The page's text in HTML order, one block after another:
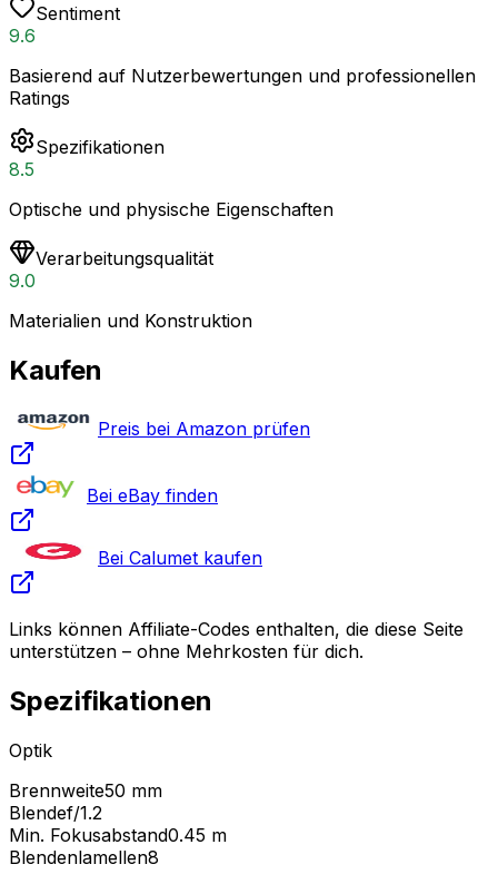
Sentiment
9.6
Basierend auf Nutzerbewertungen und professionellen
Ratings
Spezifikationen
8.5
Optische und physische Eigenschaften
Verarbeitungsqualität
9.0
Materialien und Konstruktion
Kaufen
Preis bei Amazon prüfen
Bei eBay finden
Bei Calumet kaufen
Links können Affiliate-Codes enthalten, die diese Seite
unterstützen – ohne Mehrkosten für dich.
Spezifikationen
Optik
Brennweite50 mm
Blendef/1.2
Min. Fokusabstand0.45 m
Blendenlamellen8